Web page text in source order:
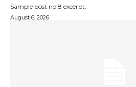
Sample post no 8 excerpt.
August 6, 2026